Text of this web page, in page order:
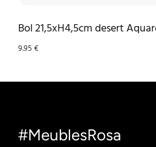
Bol 21,5xH4,5cm desert
9.95€
#MeublesRosa